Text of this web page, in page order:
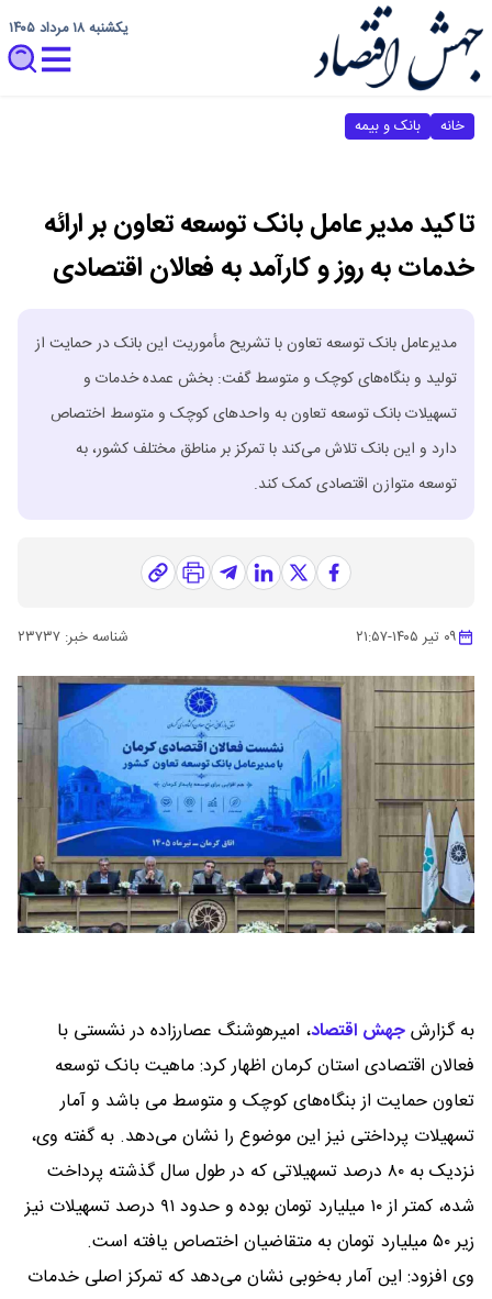
یکشنبه ۱۸ مرداد ۱۴۰۵
خانه بانک و بیمه
تاکید مدیر عامل بانک توسعه تعاون بر ارائه
خدمات به روز و کارآمد به فعالان اقتصادی
مدیرعامل بانک توسعه تعاون با تشریح مأموریت این بانک در حمایت از
تولید و بنگاه‌های کوچک و متوسط گفت: بخش عمده خدمات و
تسهیلات بانک توسعه تعاون به واحدهای کوچک و متوسط اختصاص
دارد و این بانک تلاش می‌کند با تمرکز بر مناطق مختلف کشور، به
توسعه متوازن اقتصادی کمک کند.
۰۹ تیر ۱۴۰۵ -۲۱:۵۷ شناسه خبر: ۲۳۷۳۷
به گزارشجهش اقتصاد، امیرهوشنگ عصارزاده در نشستی با
فعالان اقتصادی استان کرمان اظهار کرد: ماهیت بانک توسعه
تعاون حمایت از بنگاه‌های کوچک و متوسط می باشد و آمار
تسهیلات پرداختی نیز این موضوع را نشان می‌دهد. به گفته وی،
نزدیک به ۸۰ درصد تسهیلاتی که در طول سال گذشته پرداخت
شده، کمتر از ۱۰ میلیارد تومان بوده و حدود ۹۱ درصد تسهیلات نیز
زیر ۵۰ میلیارد تومان به متقاضیان اختصاص یافته است.
وی افزود: این آمار به‌خوبی نشان می‌دهد که تمرکز اصلی خدمات